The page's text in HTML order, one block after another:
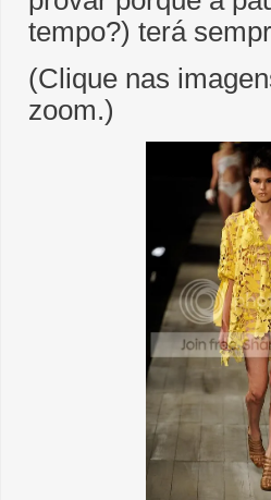
tempo?) terá
(Clique nas
zoom.)